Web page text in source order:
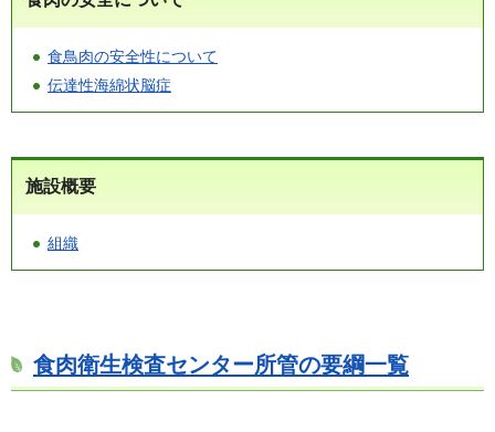
食鳥肉の安全性について
伝達性海綿状脳症
施設概要
組織
食肉衛生検査センター所管の要綱一覧